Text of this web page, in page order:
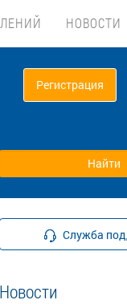
НОВОСТИ
Регистрация
Служба
Новости